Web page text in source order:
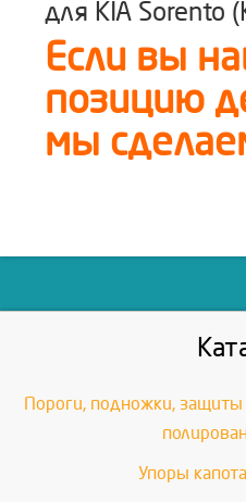
для KIA Sorento
Если вы
позицию
мы
Пороги, подножки,
Упоры